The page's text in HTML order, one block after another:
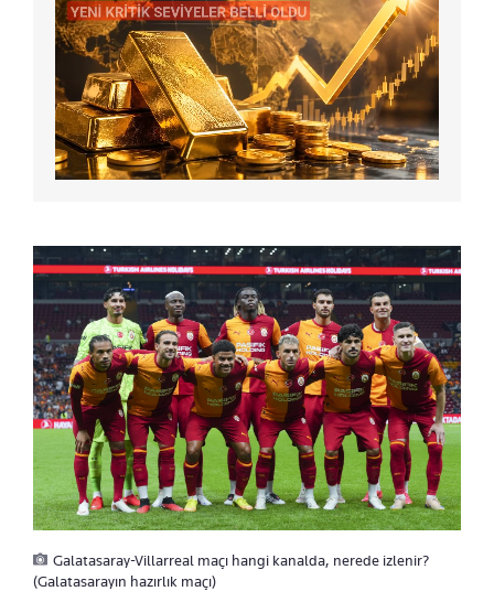
Galatasaray-Villarreal maçı hangi kanalda, nerede izlenir?
(Galatasarayın hazırlık maçı)